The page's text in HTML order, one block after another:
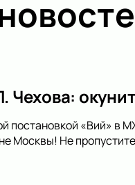
постановкой «Вий» в
Москвы! Не